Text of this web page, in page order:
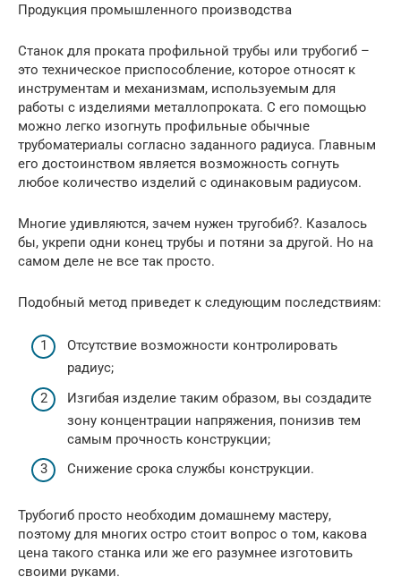
Продукция промышленного производства
Станок для проката профильной трубы или трубогиб –
это техническое приспособление, которое относят к
инструментам и механизмам, используемым для
работы с изделиями металлопроката. С его помощью
можно легко изогнуть профильные обычные
трубоматериалы согласно заданного радиуса. Главным
его достоинством является возможность согнуть
любое количество изделий с одинаковым радиусом.
Многие удивляются, зачем нужен тругобиб?. Казалось
бы, укрепи одни конец трубы и потяни за другой. Но на
самом деле не все так просто.
Подобный метод приведет к следующим последствиям:
Отсутствие возможности контролировать
радиус;
Изгибая изделие таким образом, вы создадите
зону концентрации напряжения, понизив тем
самым прочность конструкции;
Снижение срока службы конструкции.
Трубогиб просто необходим домашнему мастеру,
поэтому для многих остро стоит вопрос о том, какова
цена такого станка или же его разумнее изготовить
своими руками.